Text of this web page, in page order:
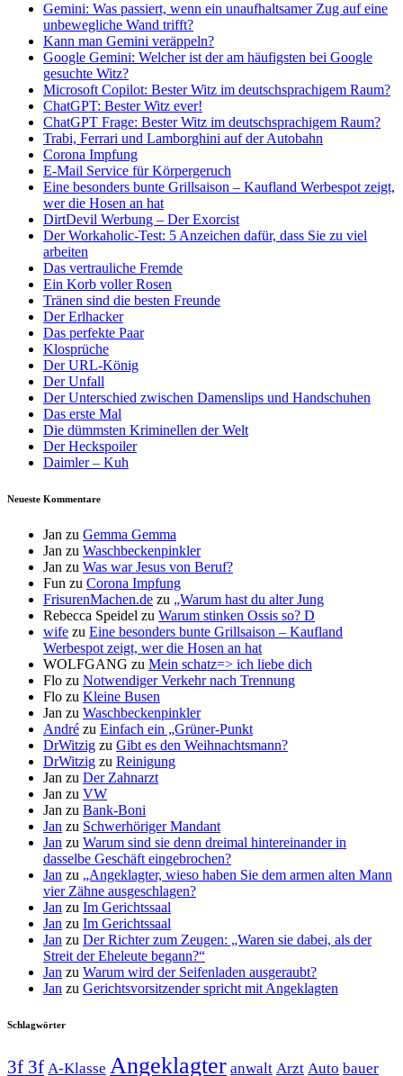
Gemini: Was passiert, wenn ein unaufhaltsamer Zug auf eine
unbewegliche Wand trifft?
Kann man Gemini veräppeln?
Google Gemini: Welcher ist der am häufigsten bei Google
gesuchte Witz?
Microsoft Copilot: Bester Witz im deutschsprachigem Raum?
ChatGPT: Bester Witz ever!
ChatGPT Frage: Bester Witz im deutschsprachigem Raum?
Trabi, Ferrari und Lamborghini auf der Autobahn
Corona Impfung
E-Mail Service für Körpergeruch
Eine besonders bunte Grillsaison – Kaufland Werbespot zeigt,
wer die Hosen an hat
DirtDevil Werbung – Der Exorcist
Der Workaholic-Test: 5 Anzeichen dafür, dass Sie zu viel
arbeiten
Das vertrauliche Fremde
Ein Korb voller Rosen
Tränen sind die besten Freunde
Der Erlhacker
Das perfekte Paar
Klosprüche
Der URL-König
Der Unfall
Der Unterschied zwischen Damenslips und Handschuhen
Das erste Mal
Die dümmsten Kriminellen der Welt
Der Heckspoiler
Daimler – Kuh
Neueste Kommentare
Jan zu Gemma Gemma
Jan zu Waschbeckenpinkler
Jan zu Was war Jesus von Beruf?
Fun zu Corona Impfung
FrisurenMachen.de zu „Warum hast du alter Jung
Rebecca Speidel zu Warum stinken Ossis so? D
wife zu Eine besonders bunte Grillsaison – Kaufland
Werbespot zeigt, wer die Hosen an hat
WOLFGANG zu Mein schatz=> ich liebe dich
Flo zu Notwendiger Verkehr nach Trennung
Flo zu Kleine Busen
Jan zu Waschbeckenpinkler
André zu Einfach ein „Grüner-Punkt
DrWitzig zu Gibt es den Weihnachtsmann?
DrWitzig zu Reinigung
Jan zu Der Zahnarzt
Jan zu VW
Jan zu Bank-Boni
Jan zu Schwerhöriger Mandant
Jan zu Warum sind sie denn dreimal hintereinander in
dasselbe Geschäft eingebrochen?
Jan zu „Angeklagter, wieso haben Sie dem armen alten Mann
vier Zähne ausgeschlagen?
Jan zu Im Gerichtssaal
Jan zu Im Gerichtssaal
Jan zu Der Richter zum Zeugen: „Waren sie dabei, als der
Streit der Eheleute begann?“
Jan zu Warum wird der Seifenladen ausgeraubt?
Jan zu Gerichtsvorsitzender spricht mit Angeklagten
Schlagwörter
3f 3f A-Klasse Angeklagter anwalt Arzt Auto bauer